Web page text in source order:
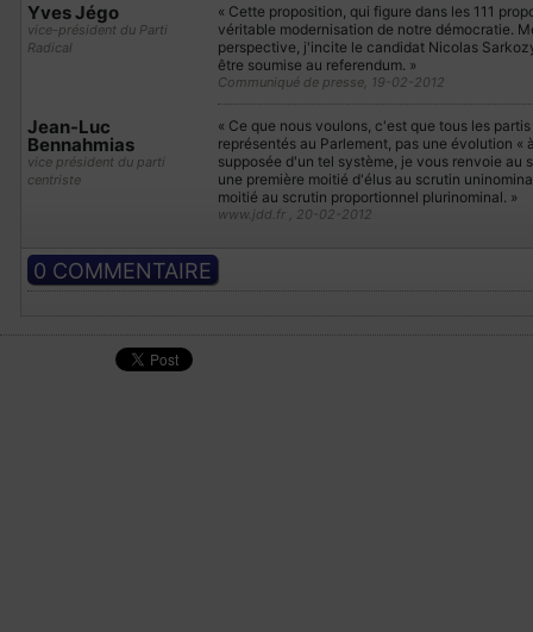
Yves Jégo
vice-président du Parti
Radical
« Cette proposition, qui figure dans les 111
véritable modernisation de notre démocratie.
perspective, j'incite le candidat Nicolas
être soumise au referendum. »
Communiqué de presse, 19-02-2012
Jean-Luc
Bennahmias
vice président du parti
centriste
« Ce que nous voulons, c'est que tous les
représentés au Parlement, pas une évolution
supposée d'un tel système, je vous renvoie
une première moitié d'élus au scrutin
moitié au scrutin proportionnel plurinominal. »
www.jdd.fr , 20-02-2012
0 COMMENTAIRE